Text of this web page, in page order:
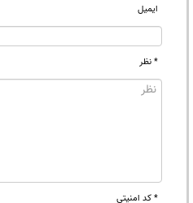
ایمیل
* نظر
* کد امنیتی